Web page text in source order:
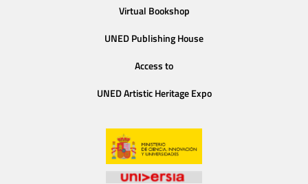
Virtual Bookshop
UNED Publishing House
Access to
UNED Artistic Heritage Expo